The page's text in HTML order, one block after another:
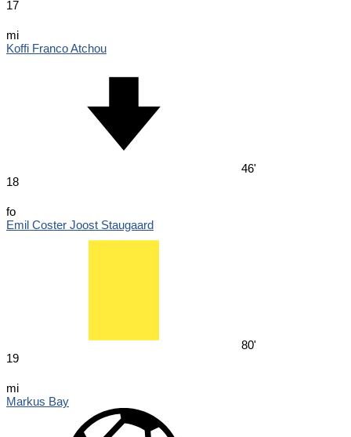
17
mi
Koffi Franco Atchou
46'
18
fo
Emil Coster Joost Staugaard
80'
19
mi
Markus Bay